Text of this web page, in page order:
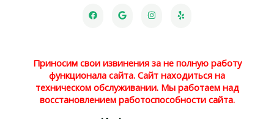
Приносим свои извинения за не полную работу
функционала сайта. Сайт находиться на
техническом обслуживании. Мы работаем над
восстановлением работоспособности сайта.